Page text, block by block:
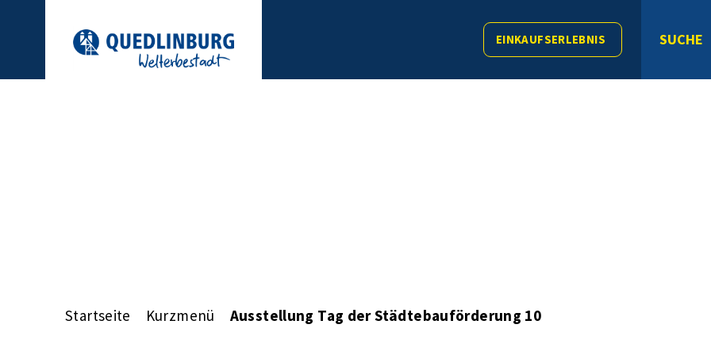
EINKAUFSERLEBNIS SUCHE
Startseite Kurzmenü Ausstellung Tag der Städtebauförderung 10